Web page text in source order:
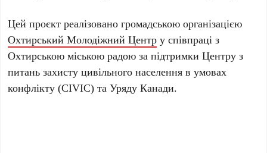
Цей проєкт реалізовано громадською організацією
Охтирський Молодіжний Центр у співпраці з
Охтирською міською радою за підтримки Центру з
питань захисту цивільного населення в умовах
конфлікту (CIVIC) та Уряду Канади.